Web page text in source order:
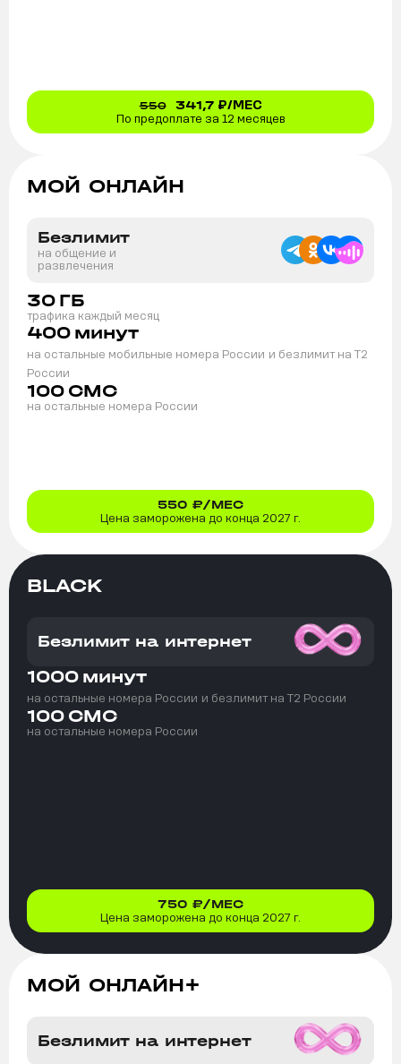
550 341,7 ₽/МЕС
По предоплате за 12 месяцев
МОЙ ОНЛАЙН
Безлимит
на общение и
развлечения
30 ГБ
трафика каждый месяц
400 минут
на остальные мобильные номера России и безлимит на T2
России
100 СМС
на остальные номера России
550 ₽/МЕС
Цена заморожена до конца 2027 г.
BLACK
Безлимит на интернет
1000 минут
на остальные номера России и безлимит на T2 России
100 СМС
на остальные номера России
750 ₽/МЕС
Цена заморожена до конца 2027 г.
МОЙ ОНЛАЙН+
Безлимит на интернет